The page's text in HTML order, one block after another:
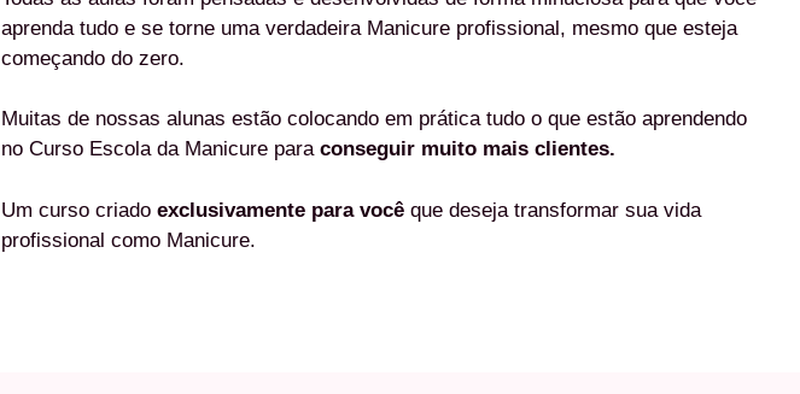
aprenda tudo e se torne uma verdadeira Manicure profissional, mesmo que esteja
começando do zero.
Muitas de nossas alunas estão colocando em prática tudo o que estão aprendendo
no Curso Escola da Manicure para conseguir muito mais clientes.
Um curso criado exclusivamente para você que deseja transformar sua vida
profissional como Manicure.